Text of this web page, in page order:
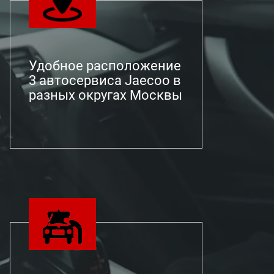
Удобное расположение
3 автосервиса Jaecoo в
разных округах Москвы